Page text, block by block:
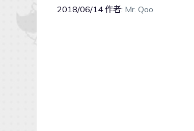
2018/06/14 作者: Mr. Qoo